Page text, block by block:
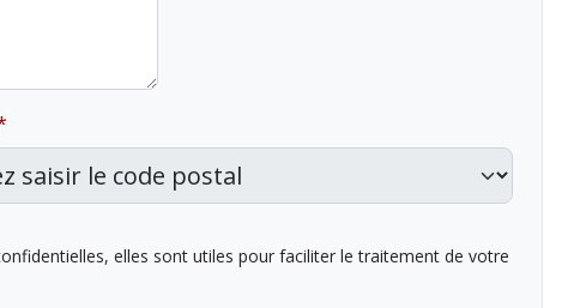
elles sont utiles pour faciliter le traitement de votre